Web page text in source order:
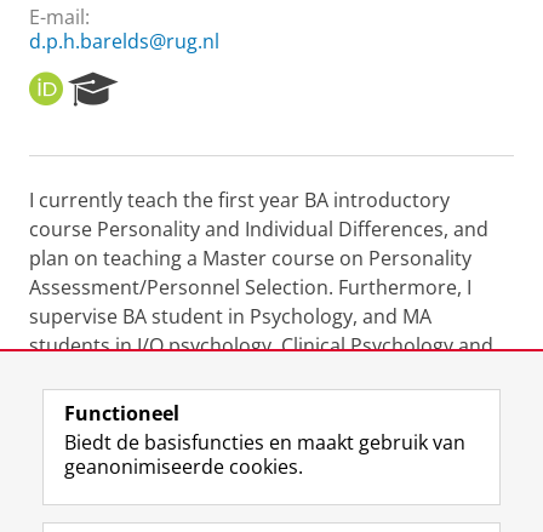
E-mail:
d.p.h.barelds@rug.nl
O
R
I
e
r
c
h
P
o
r
t
l
I currently teach the first year BA introductory
course Personality and Individual Differences, and
plan on teaching a Master course on Personality
Assessment/Personnel Selection. Furthermore, I
supervise BA student in Psychology, and MA
students in I/O psychology, Clinical Psychology and
Laatst gewijzigd: 25 juni 2022 12:26
Volg de RUG
F
L
R I
Y
Functioneel
Biedt de basisfuncties en maakt gebruik van
geanonimiseerde cookies.